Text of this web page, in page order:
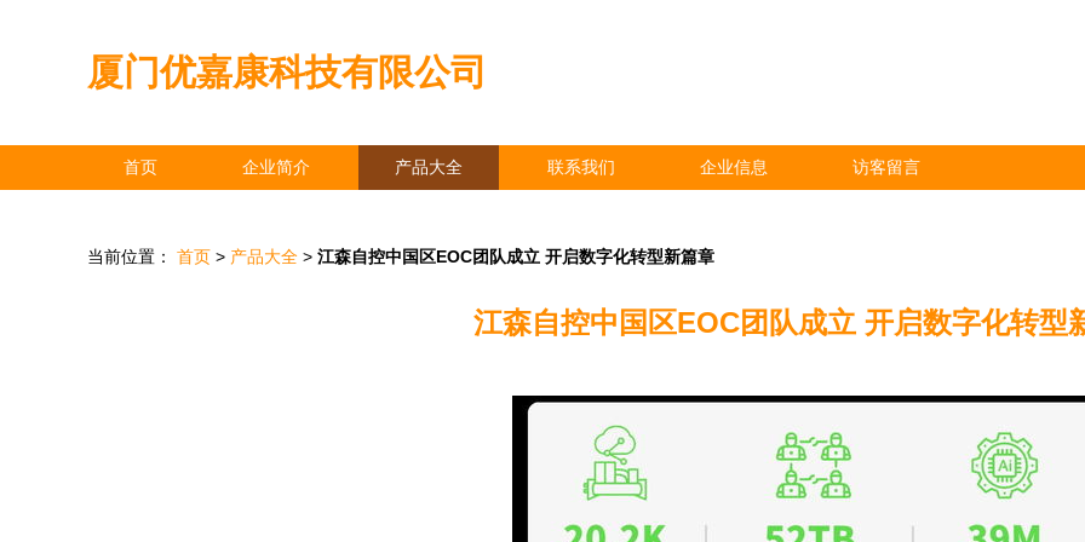
厦门优嘉康科技有限公司
首页 企业简介 产品大全 联系我们 企业信息 访客留言
当前位置： 首页 > 产品大全 > 江森自控中国区EOC团队成立 开启数字化转型新篇章
江森自控中国区EOC团队成立 开启数字化转型